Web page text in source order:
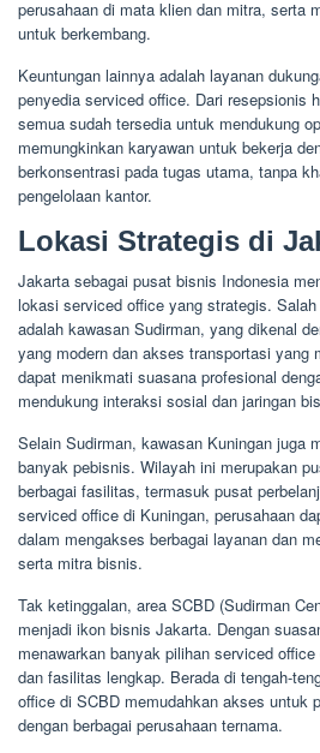
perusahaan di mata klien dan mitra, serta
untuk berkembang.
Keuntungan lainnya adalah layanan
penyedia serviced office. Dari resepsionis
semua sudah tersedia untuk mendukung
memungkinkan karyawan untuk bekerja
berkonsentrasi pada tugas utama, tanpa
pengelolaan kantor.
Lokasi Strategis di
Jakarta sebagai pusat bisnis Indonesia
lokasi serviced office yang strategis.
adalah kawasan Sudirman, yang dikenal
yang modern dan akses transportasi yang
dapat menikmati suasana profesional
mendukung interaksi sosial dan jaringan
Selain Sudirman, kawasan Kuningan juga
banyak pebisnis. Wilayah ini merupakan
berbagai fasilitas, termasuk pusat
serviced office di Kuningan, perusahaan
dalam mengakses berbagai layanan dan
serta mitra bisnis.
Tak ketinggalan, area SCBD (Sudirman
menjadi ikon bisnis Jakarta. Dengan
menawarkan banyak pilihan serviced
dan fasilitas lengkap. Berada di tengah-
office di SCBD memudahkan akses untuk
dengan berbagai perusahaan ternama.